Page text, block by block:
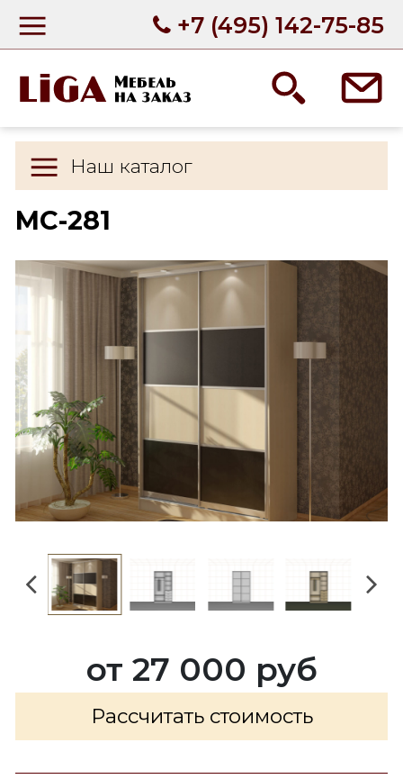
+7 (495) 142-75-85
Наш каталог
МС-281
от 27 000 руб
Рассчитать стоимость